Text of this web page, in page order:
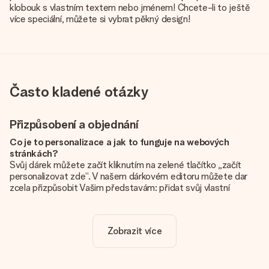
klobouk s vlastním textem nebo jménem! Chcete-li to ještě
více speciální, můžete si vybrat pěkný design!
Často kladené otázky
Přizpůsobení a objednání
Co je to personalizace a jak to funguje na webových
stránkách?
Svůj dárek můžete začít kliknutím na zelené tlačítko „začít
personalizovat zde“. V našem dárkovém editoru můžete dar
zcela přizpůsobit Vašim představám: přidat svůj vlastní
Je personalizace zahrnuta v ceně?
Zobrazit více